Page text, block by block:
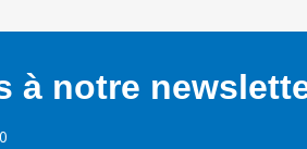
à notre